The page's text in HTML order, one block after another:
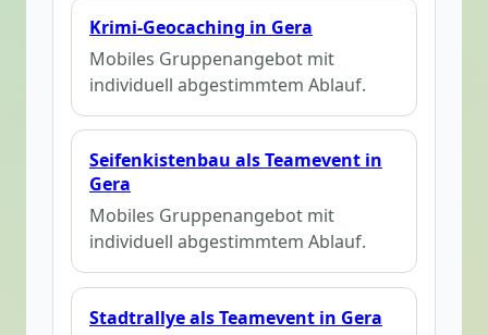
Krimi-Geocaching in Gera
Mobiles Gruppenangebot mit
individuell abgestimmtem Ablauf.
Seifenkistenbau als Teamevent in
Gera
Mobiles Gruppenangebot mit
individuell abgestimmtem Ablauf.
Stadtrallye als Teamevent in Gera